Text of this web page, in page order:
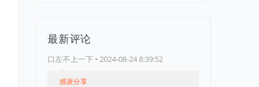
最新评论
口左不上一下 • 2024-08-24 8:39:52
感谢分享